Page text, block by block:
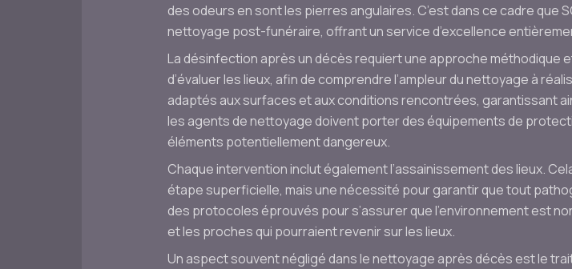
des odeurs en sont les pierres angulaires. C’est dans ce cadre que
nettoyage post-funéraire, offrant un service d’excellence
La désinfection après un décès requiert une approche méthodique
d’évaluer les lieux, afin de comprendre l’ampleur du nettoyage à
adaptés aux surfaces et aux conditions rencontrées, garantissant
les agents de nettoyage doivent porter des équipements de
éléments potentiellement dangereux.
Chaque intervention inclut également l’assainissement des lieux.
étape superficielle, mais une nécessité pour garantir que tout
des protocoles éprouvés pour s’assurer que l’environnement est
et les proches qui pourraient revenir sur les lieux.
Un aspect souvent négligé dans le nettoyage après décès est le